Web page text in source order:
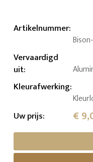
Artikelnummer:
Vervaardigd
uit:
Kleurafwerking:
Uw prijs: €